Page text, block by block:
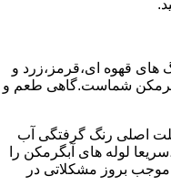
های قهوه ای،قرمز،زرد و
شماست.گاهی طعم و
اصلی رنگ گرفتگی آب
لوله های آبگرمکن را
بروز مشکلاتی در